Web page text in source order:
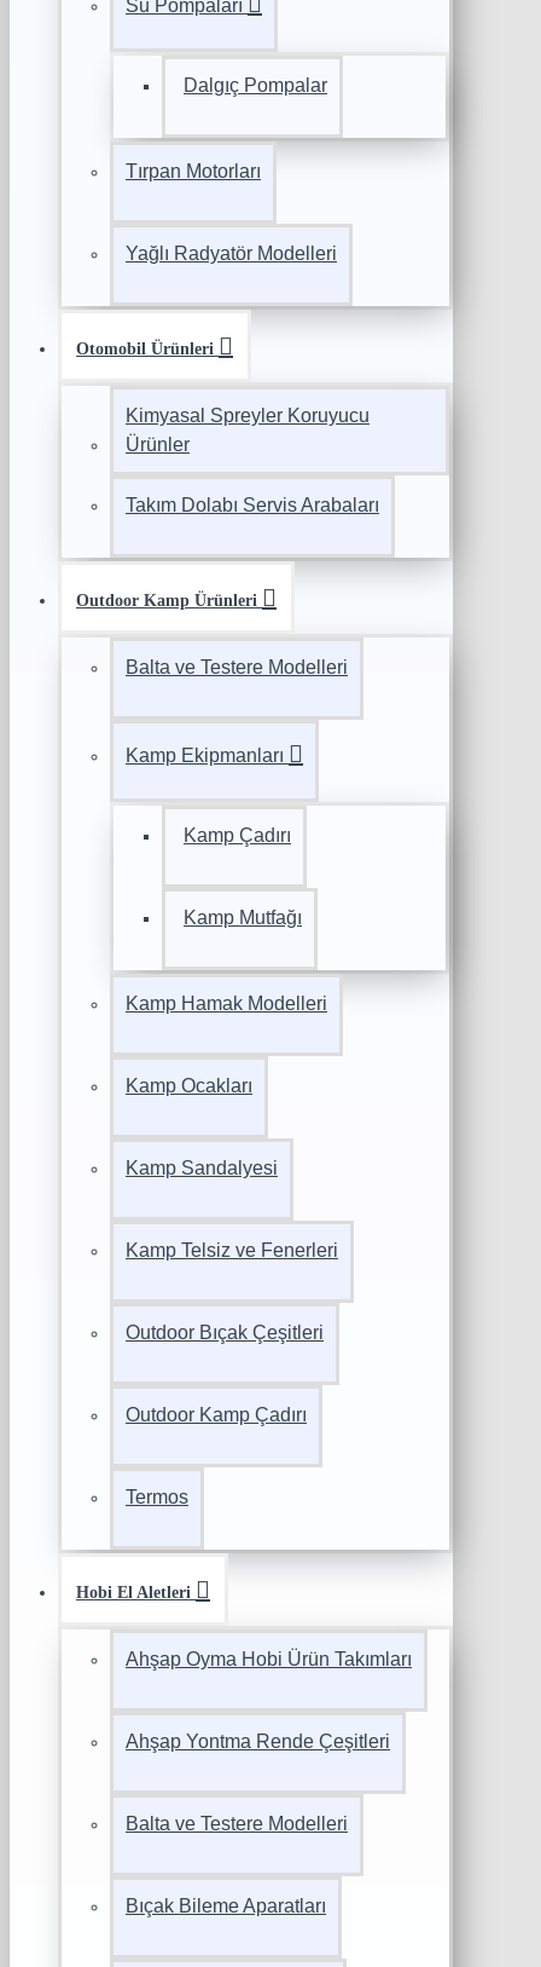
Su Pompaları
Dalgıç Pompalar
Tırpan Motorları
Yağlı Radyatör Modelleri
Otomobil Ürünleri
Kimyasal Spreyler Koruyucu
Ürünler
Takım Dolabı Servis Arabaları
Outdoor Kamp Ürünleri
Balta ve Testere Modelleri
Kamp Ekipmanları
Kamp Çadırı
Kamp Mutfağı
Kamp Hamak Modelleri
Kamp Ocakları
Kamp Sandalyesi
Kamp Telsiz ve Fenerleri
Outdoor Bıçak Çeşitleri
Outdoor Kamp Çadırı
Termos
Hobi El Aletleri
Ahşap Oyma Hobi Ürün Takımları
Ahşap Yontma Rende Çeşitleri
Balta ve Testere Modelleri
Bıçak Bileme Aparatları